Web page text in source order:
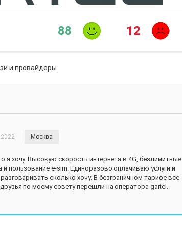
88 12
и провайдеры
Москва
я хочу. Высокую скорость интернета в 4G, безлимитные
пользование е-sim. Единоразово оплачиваю услуги и
сколько хочу. В безграничном тарифе все
по моему совету перешли на оператора gartel.